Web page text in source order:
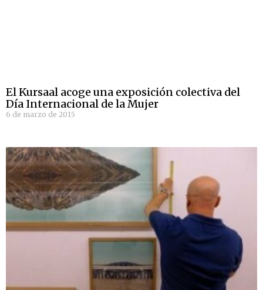
El Kursaal acoge una exposición colectiva del
Día Internacional de la Mujer
6 de marzo de 2015